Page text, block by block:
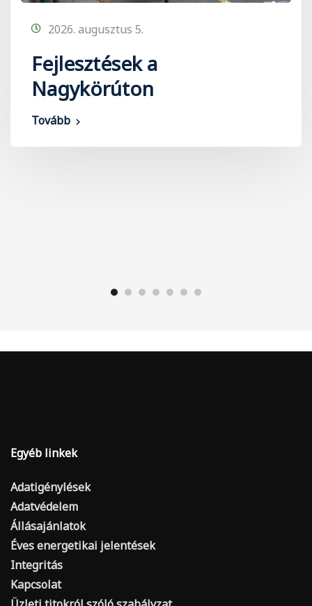
2026. augusztus 5.
Fejlesztések a
Nagykörúton
Tovább
Egyéb linkek
Adatigénylések
Adatvédelem
Állásajánlatok
Éves energetikai jelentések
Integritás
Kapcsolat